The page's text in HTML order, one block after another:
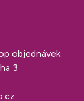
objednávek
3